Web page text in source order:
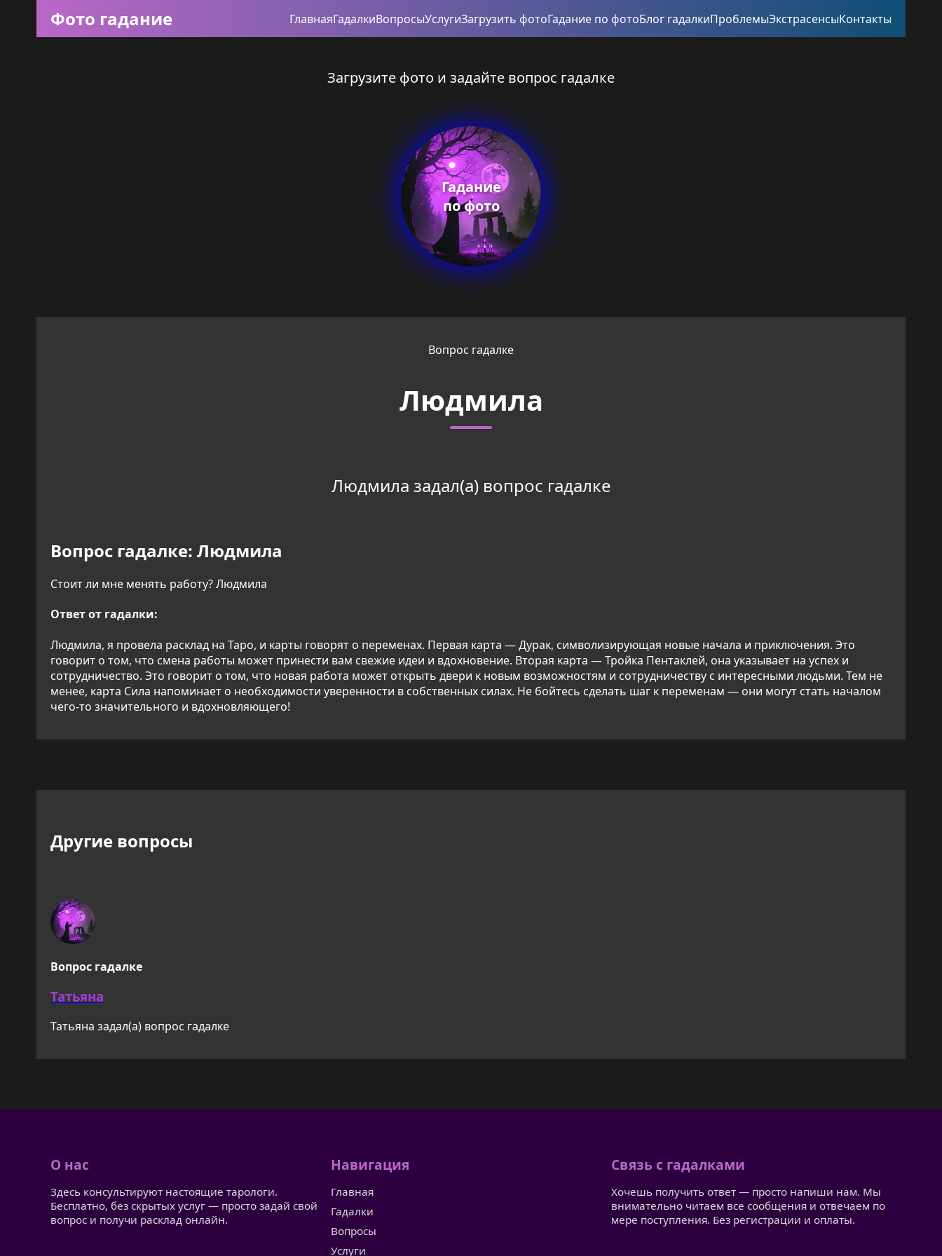
Фото гадание ГлавнаяГадалкиВопросыУслугиЗагрузить фотоГадание по фотоБлог гадалкиПроблемыЭкстрасенсыКонтакты
Загрузите фото и задайте вопрос гадалке
Гадание
по фото
Вопрос гадалке
Людмила
Людмила задал(а) вопрос гадалке
Вопрос гадалке: Людмила
Стоит ли мне менять работу? Людмила
Ответ от гадалки:
Людмила, я провела расклад на Таро, и карты говорят о переменах. Первая карта — Дурак, символизирующая новые начала и приключения. Это
говорит о том, что смена работы может принести вам свежие идеи и вдохновение. Вторая карта — Тройка Пентаклей, она указывает на успех и
сотрудничество. Это говорит о том, что новая работа может открыть двери к новым возможностям и сотрудничеству с интересными людьми. Тем не
менее, карта Сила напоминает о необходимости уверенности в собственных силах. Не бойтесь сделать шаг к переменам — они могут стать началом
чего-то значительного и вдохновляющего!
Другие вопросы
Вопрос гадалке
Татьяна
Татьяна задал(а) вопрос гадалке
О нас
Здесь консультируют настоящие тарологи.
Бесплатно, без скрытых услуг — просто задай свой
вопрос и получи расклад онлайн.
Навигация
Главная
Гадалки
Вопросы
Услуги
Связь с гадалками
Хочешь получить ответ — просто напиши нам. Мы
внимательно читаем все сообщения и отвечаем по
мере поступления. Без регистрации и оплаты.